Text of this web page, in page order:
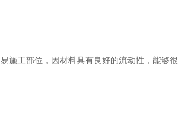
工部位，因材料具有良好的流动性，能够